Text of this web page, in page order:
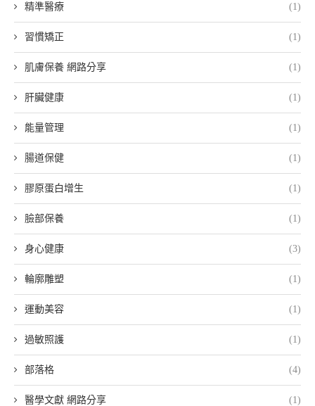
精準醫療 (1)
習慣矯正 (1)
肌膚保養 網路分享 (1)
肝臟健康 (1)
能量管理 (1)
腸道保健 (1)
膠原蛋白增生 (1)
臉部保養 (1)
身心健康 (3)
輪廓雕塑 (1)
運動美容 (1)
過敏照護 (1)
部落格 (4)
醫學文獻 網路分享 (1)